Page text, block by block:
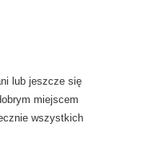
lub jeszcze się
miejscem
wszystkich